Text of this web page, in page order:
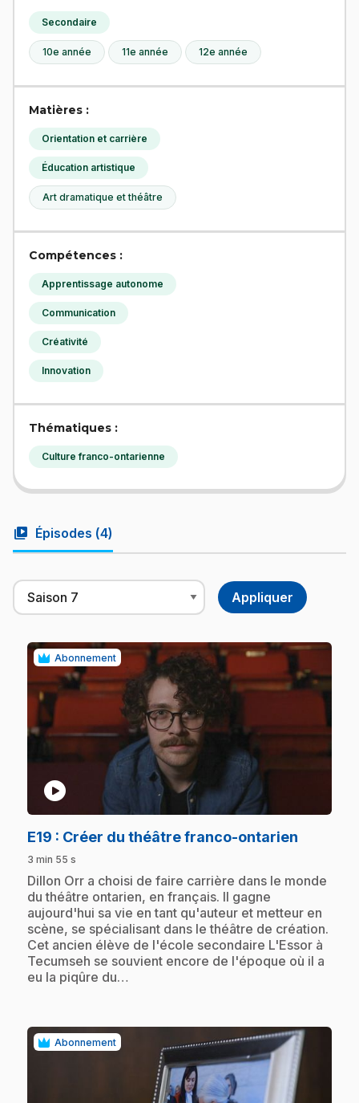
Secondaire
10e année 11e année 12e année
Matières :
Orientation et carrière
Éducation artistique
Art dramatique et théâtre
Compétences :
Apprentissage autonome
Communication
Créativité
Innovation
Thématiques :
Culture franco-ontarienne
video_library Épisodes (4)
Abonnement
play_circle
E19 : Créer du théâtre franco-ontarien
3 min 55 s
.Dillon Orr a choisi de faire carrière dans le monde
du théâtre ontarien, en français. Il gagne
aujourd'hui sa vie en tant qu'auteur et metteur en
scène, se spécialisant dans le théâtre de création.
Cet ancien élève de l'école secondaire L'Essor à
Tecumseh se souvient encore de l'époque où il a
eu la piqûre du…
Abonnement